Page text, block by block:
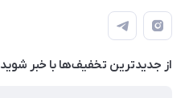
لیست محصولات
درباره ما
قوانین و مقررات
حریم خصوصی
راهنما
از جدید‌ترین تخفیف‌ها با‌ خبر شوید